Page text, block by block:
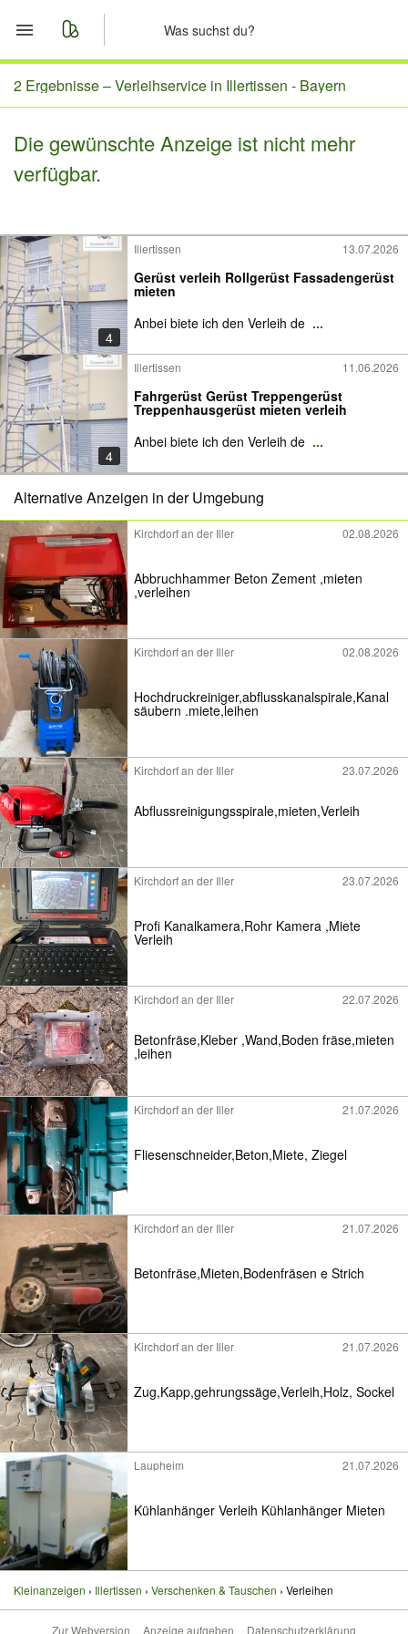
Start
Nachrichten
2 Ergebnisse –Verleihservice in Illertissen - Bayern
Die gewünschte Anzeige ist nicht mehr
verfügbar.
4
Illertissen 13.07.2026
Gerüst verleih Rollgerüst Fassadengerüst
mieten
Anbei biete ich den Verleih de ...
4
Illertissen 11.06.2026
Fahrgerüst Gerüst Treppengerüst
Treppenhausgerüst mieten verleih
Anbei biete ich den Verleih de ...
Alternative Anzeigen in der Umgebung
Kirchdorf an der Iller 02.08.2026
Abbruchhammer Beton Zement ,mieten
,verleihen
Kirchdorf an der Iller 02.08.2026
Hochdruckreiniger,abflusskanalspirale,Kanal
säubern .miete,leihen
Kirchdorf an der Iller 23.07.2026
Abflussreinigungsspirale,mieten,Verleih
Kirchdorf an der Iller 23.07.2026
Profi Kanalkamera,Rohr Kamera ,Miete
Verleih
Kirchdorf an der Iller 22.07.2026
Betonfräse,Kleber ,Wand,Boden fräse,mieten
,leihen
Kirchdorf an der Iller 21.07.2026
Fliesenschneider,Beton,Miete, Ziegel
Kirchdorf an der Iller 21.07.2026
Betonfräse,Mieten,Bodenfräsen e Strich
Kirchdorf an der Iller 21.07.2026
Zug,Kapp,gehrungssäge,Verleih,Holz, Sockel
Laupheim 21.07.2026
Kühlanhänger Verleih Kühlanhänger Mieten
Kleinanzeigen Illertissen Verschenken & Tauschen Verleihen
Zur Webversion Anzeige aufgeben Datenschutzerklärung